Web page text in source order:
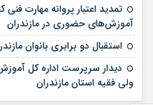
تمدید اعتبار پروانه مهارت
آموزش‌های حضوری در مازندران
استقبال دو برابری بانوان
دیدار سرپرست اداره کل
ولی فقیه استان مازندران